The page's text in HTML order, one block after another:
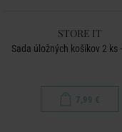
STORE IT
Sada úložných košíkov 2 ks
7,99 €